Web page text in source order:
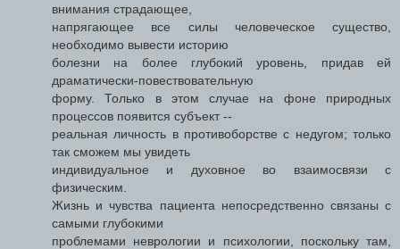
внимания страдающее,
напрягающее все силы человеческое существо,
необходимо вывести историю
болезни на более глубокий уровень, придав ей
драматически-повествовательную
форму. Только в этом случае на фоне природных
процессов появится субъект --
реальная личность в противоборстве с недугом; только
так сможем мы увидеть
индивидуальное и духовное во взаимосвязи с
физическим.
Жизнь и чувства пациента непосредственно связаны с
самыми глубокими
проблемами неврологии и психологии, поскольку там,